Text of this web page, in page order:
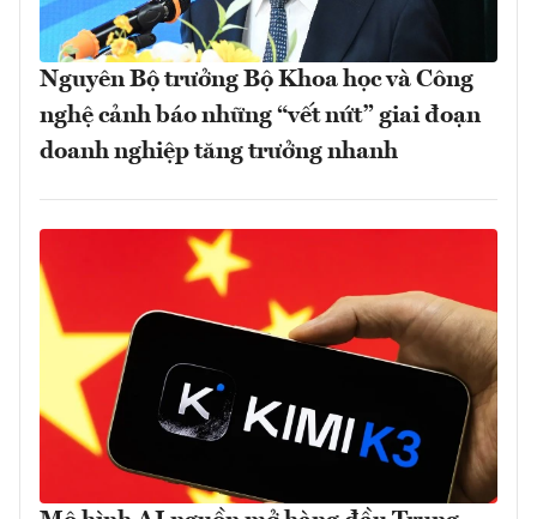
Nguyên Bộ trưởng Bộ Khoa học và Công
nghệ cảnh báo những “vết nứt” giai đoạn
doanh nghiệp tăng trưởng nhanh